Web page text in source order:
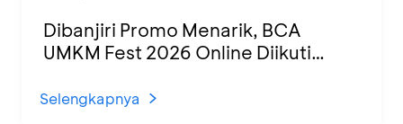
Dibanjiri Promo Menarik, BCA
UMKM Fest 2026 Online Diikuti
Selengkapnya